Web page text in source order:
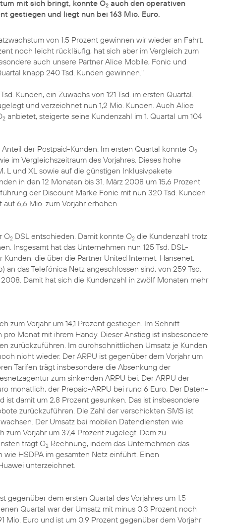
mit sich bringt, konnte O2 auch den operativen
gestiegen und liegt nun bei 163 Mio. Euro.
von 1,5 Prozent gewinnen wir wieder an Fahrt.
noch leicht rückläufig, hat sich aber im Vergleich zum
auch unsere Partner Alice Mobile, Fonic und
knapp 240 Tsd. Kunden gewinnen."
Kunden, ein Zuwachs von 121 Tsd. im ersten Quartal.
und verzeichnet nun 1,2 Mio. Kunden. Auch Alice
2 anbietet, steigerte seine Kundenzahl im 1. Quartal um 104
der Postpaid-Kunden. Im ersten Quartal konnte O2
im Vergleichszeitraum des Vorjahres. Dieses hohe
L und XL sowie auf die günstigen Inklusivpakete
in den 12 Monaten bis 31. März 2008 um 15,6 Prozent
der Discount Marke Fonic mit nun 320 Tsd. Kunden
6,6 Mio. zum Vorjahr erhöhen.
O2 DSL entschieden. Damit konnte O2 die Kundenzahl trotz
Insgesamt hat das Unternehmen nun 125 Tsd. DSL-
die über die Partner United Internet, Hansenet,
an das Telefónica Netz angeschlossen sind, von 259 Tsd.
Damit hat sich die Kundenzahl in zwölf Monaten mehr
Vorjahr um 14,1 Prozent gestiegen. Im Schnitt
Monat mit ihrem Handy. Dieser Anstieg ist insbesondere
zurückzuführen. Im durchschnittlichen Umsatz je Kunden
nicht wieder. Der ARPU ist gegenüber dem Vorjahr um
Tarifen trägt insbesondere die Absenkung der
zum sinkenden ARPU bei. Der ARPU der
monatlich, der Prepaid-ARPU bei rund 6 Euro. Der Daten-
damit um 2,8 Prozent gesunken. Das ist insbesondere
zurückzuführen. Die Zahl der verschickten SMS ist
Der Umsatz bei mobilen Datendiensten wie
Vorjahr um 37,4 Prozent zugelegt. Dem zu
trägt O2 Rechnung, indem das Unternehmen das
HSDPA im gesamten Netz einführt. Einen
unterzeichnet.
gegenüber dem ersten Quartal des Vorjahres um 1,5
Quartal war der Umsatz mit minus 0,3 Prozent noch
Mio. Euro und ist um 0,9 Prozent gegenüber dem Vorjahr